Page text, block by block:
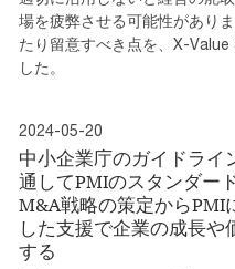
場を疲弊させる可能性があり
たり留意すべき点を、X-
した。
2024-05-20
中小企業庁のガイドライ
通してPMIのスタンダー
M&A戦略の策定からPMI
した支援で企業の成長や
する